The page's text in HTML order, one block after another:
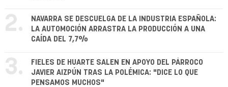
2.
NAVARRA SE DESCUELGA DE LA INDUSTRIA ESPAÑOLA:
LA AUTOMOCIÓN ARRASTRA LA PRODUCCIÓN A UNA
CAÍDA DEL 7,7%
3.
FIELES DE HUARTE SALEN EN APOYO DEL PÁRROCO
JAVIER AIZPÚN TRAS LA POLÉMICA: "DICE LO QUE
PENSAMOS MUCHOS"